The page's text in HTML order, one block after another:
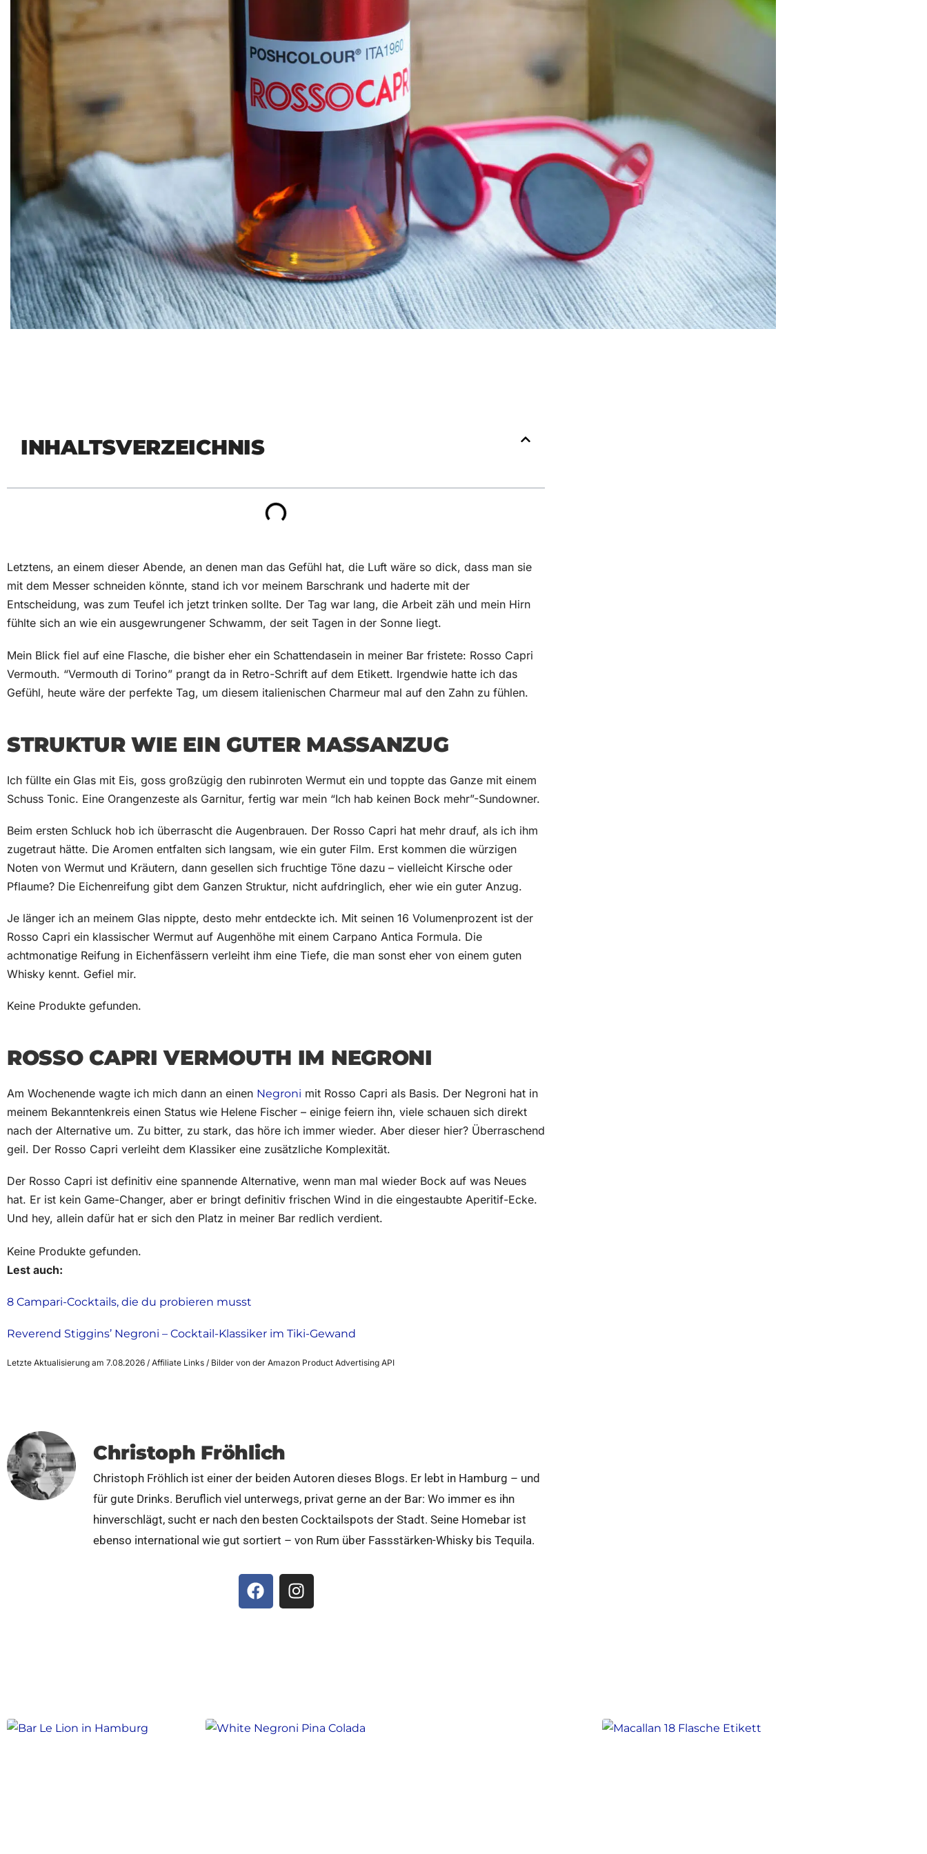
INHALTSVERZEICHNIS
Letztens, an einem dieser Abende, an denen man das Gefühl hat, die Luft wäre so dick, dass man sie
mit dem Messer schneiden könnte, stand ich vor meinem Barschrank und haderte mit der
Entscheidung, was zum Teufel ich jetzt trinken sollte. Der Tag war lang, die Arbeit zäh und mein Hirn
fühlte sich an wie ein ausgewrungener Schwamm, der seit Tagen in der Sonne liegt.
Mein Blick fiel auf eine Flasche, die bisher eher ein Schattendasein in meiner Bar fristete: Rosso Capri
Vermouth. “Vermouth di Torino” prangt da in Retro-Schrift auf dem Etikett. Irgendwie hatte ich das
Gefühl, heute wäre der perfekte Tag, um diesem italienischen Charmeur mal auf den Zahn zu fühlen.
STRUKTUR WIE EIN GUTER MASSANZUG
Ich füllte ein Glas mit Eis, goss großzügig den rubinroten Wermut ein und toppte das Ganze mit einem
Schuss Tonic. Eine Orangenzeste als Garnitur, fertig war mein “Ich hab keinen Bock mehr”-Sundowner.
Beim ersten Schluck hob ich überrascht die Augenbrauen. Der Rosso Capri hat mehr drauf, als ich ihm
zugetraut hätte. Die Aromen entfalten sich langsam, wie ein guter Film. Erst kommen die würzigen
Noten von Wermut und Kräutern, dann gesellen sich fruchtige Töne dazu – vielleicht Kirsche oder
Pflaume? Die Eichenreifung gibt dem Ganzen Struktur, nicht aufdringlich, eher wie ein guter Anzug.
Je länger ich an meinem Glas nippte, desto mehr entdeckte ich. Mit seinen 16 Volumenprozent ist der
Rosso Capri ein klassischer Wermut auf Augenhöhe mit einem Carpano Antica Formula. Die
achtmonatige Reifung in Eichenfässern verleiht ihm eine Tiefe, die man sonst eher von einem guten
Whisky kennt. Gefiel mir.
Keine Produkte gefunden.
ROSSO CAPRI VERMOUTH IM NEGRONI
Am Wochenende wagte ich mich dann an einen Negroni mit Rosso Capri als Basis. Der Negroni hat in
meinem Bekanntenkreis einen Status wie Helene Fischer – einige feiern ihn, viele schauen sich direkt
nach der Alternative um. Zu bitter, zu stark, das höre ich immer wieder. Aber dieser hier? Überraschend
geil. Der Rosso Capri verleiht dem Klassiker eine zusätzliche Komplexität.
Der Rosso Capri ist definitiv eine spannende Alternative, wenn man mal wieder Bock auf was Neues
hat. Er ist kein Game-Changer, aber er bringt definitiv frischen Wind in die eingestaubte Aperitif-Ecke.
Und hey, allein dafür hat er sich den Platz in meiner Bar redlich verdient.
Keine Produkte gefunden.
Lest auch:
8 Campari-Cocktails, die du probieren musst
Reverend Stiggins’ Negroni – Cocktail-Klassiker im Tiki-Gewand
Letzte Aktualisierung am 7.08.2026 / Affiliate Links / Bilder von der Amazon Product Advertising API
Christoph Fröhlich
Christoph Fröhlich ist einer der beiden Autoren dieses Blogs. Er lebt in Hamburg – und
für gute Drinks. Beruflich viel unterwegs, privat gerne an der Bar: Wo immer es ihn
hinverschlägt, sucht er nach den besten Cocktailspots der Stadt. Seine Homebar ist
ebenso international wie gut sortiert – von Rum über Fassstärken-Whisky bis Tequila.